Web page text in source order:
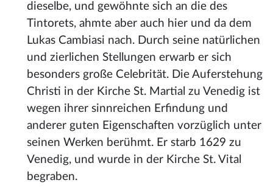
dieselbe, und gewöhnte sich an die des
Tintorets, ahmte aber auch hier und da dem
Lukas Cambiasi nach. Durch seine natürlichen
und zierlichen Stellungen erwarb er sich
besonders große Celebrität. Die Auferstehung
Christi in der Kirche St. Martial zu Venedig ist
wegen ihrer sinnreichen Erfindung und
anderer guten Eigenschaften vorzüglich unter
seinen Werken berühmt. Er starb 1629 zu
Venedig, und wurde in der Kirche St. Vital
begraben.